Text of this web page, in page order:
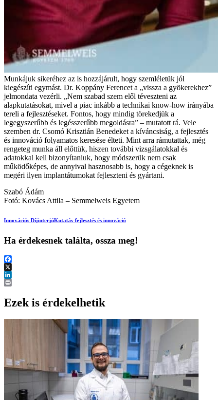
Munkájuk sikeréhez az is hozzájárult, hogy szemléletük jól
kiegészíti egymást. Dr. Koppány Ferencet a „vissza a gyökerekhez”
jelmondata vezérli. „Nem szabad szem elől téveszteni az
alapkutatásokat, mivel a piac inkább a technikai know-how irányába
tereli a fejlesztéseket. Fontos, hogy mindig törekedjük a
legegyszerűbb és legésszerűbb megoldásra” – mutatott rá. Vele
szemben dr. Csomó Krisztián Benedeket a kíváncsiság, a fejlesztés
és innováció folyamatos keresése élteti. Mint arra rámutattak, még
rengeteg munka áll előttük, hiszen további vizsgálatokkal és
adatokkal kell bizonyítaniuk, hogy módszerük nem csak
működőképes, de annyival hasznosabb is, hogy a cégeknek is
megéri ilyen implantátumokat fejleszteni és gyártani.
Szabó Ádám
Fotó: Kovács Attila – Semmelweis Egyetem
Innovációs DíjinterjúKutatás-fejlesztés és innováció
Ha érdekesnek találta, ossza meg!
Facebook
X
LinkedIn
Ezek is érdekelhetik